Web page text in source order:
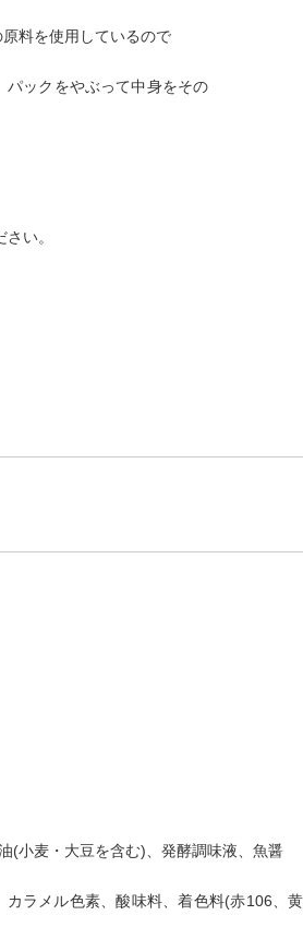
料を使用しているので
パックをやぶって中身をその
い。
(小麦・大豆を含む)、発酵調味液、魚醤
ラメル色素、酸味料、着色料(赤106、黄